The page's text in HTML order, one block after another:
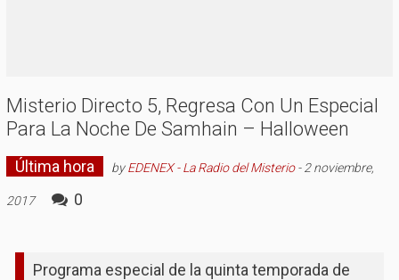
Misterio Directo 5, Regresa Con Un Especial
Para La Noche De Samhain – Halloween
Última hora byEDENEX - La Radio del Misterio- 2 noviembre,
2017 0
Programa especial de la quinta temporada de